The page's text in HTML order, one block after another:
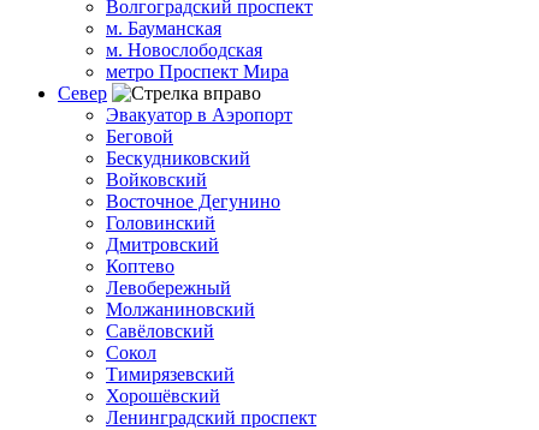
Волгоградский проспект
м. Бауманская
м. Новослободская
метро Проспект Мира
Север
Эвакуатор в Аэропорт
Беговой
Бескудниковский
Войковский
Восточное Дегунино
Головинский
Дмитровский
Коптево
Левобережный
Молжаниновский
Савёловский
Сокол
Тимирязевский
Хорошёвский
Ленинградский проспект